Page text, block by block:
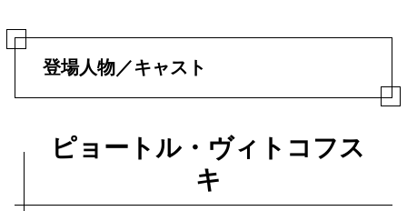
登場人物／キャスト
ピョートル・ヴィトコフス
キ